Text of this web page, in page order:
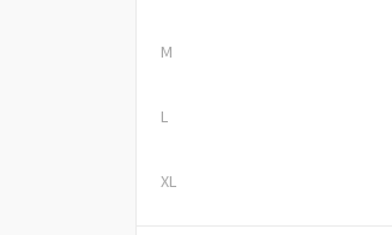
M
L
XL